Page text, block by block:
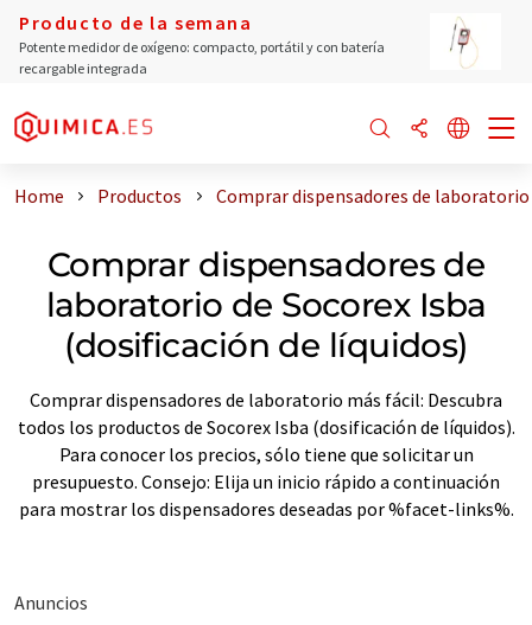
Producto de la semana
Potente medidor de oxígeno: compacto, portátil y con batería
recargable integrada
Home Productos Comprar dispensadores de
Comprar dispensadores de
laboratorio de Socorex Isba
(dosificación de líquidos)
Comprar dispensadores de laboratorio más fácil: Descubra
todos los productos de Socorex Isba (dosificación de líquidos).
Para conocer los precios, sólo tiene que solicitar un
presupuesto. Consejo: Elija un inicio rápido a continuación
para mostrar los dispensadores deseadas por %facet-links%.
Anuncios